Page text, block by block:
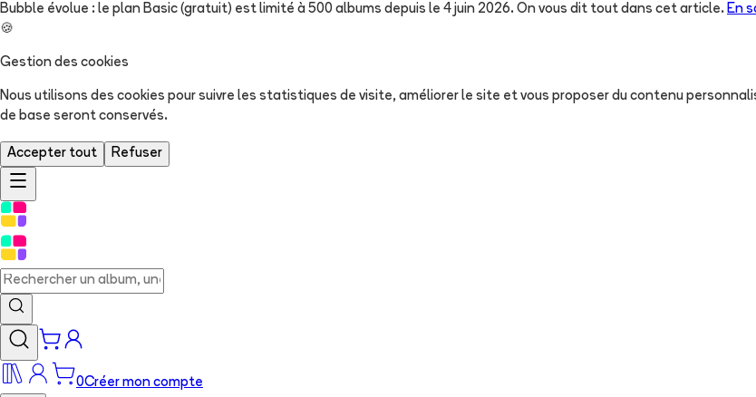
Bubble évolue : le plan Basic (gratuit) est limité à 500 albums depuis le 4 juin 2026. On vous dit tout dans cet article. En
🍪
Gestion des cookies
Nous utilisons des cookies pour suivre les statistiques de visite, améliorer le site et vous proposer du contenu
de base seront conservés.
Accepter tout Refuser
0Créer mon compte